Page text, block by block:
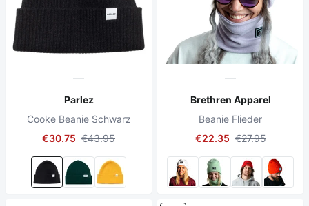
Parlez
Cooke Beanie Schwarz
€30.75 €43.95
Brethren Apparel
Beanie Flieder
€22.35 €27.95